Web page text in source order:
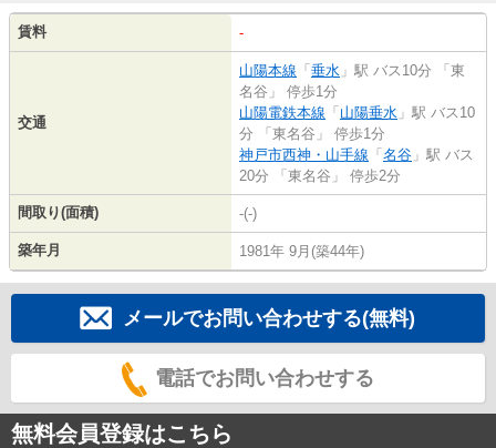
賃料 -
交通
山陽本線 「 垂水 」駅 バス10分 「東
名谷」 停歩1分
山陽電鉄本線 「 山陽垂水 」駅 バス10
分 「東名谷」 停歩1分
神戸市西神・山手線 「 名谷 」駅 バス
20分 「東名谷」 停歩2分
間取り(面積) -(-)
築年月 1981年 9月(築44年)
メールでお問い合わせする(無料)
電話でお問い合わせする
無料会員登録はこちら